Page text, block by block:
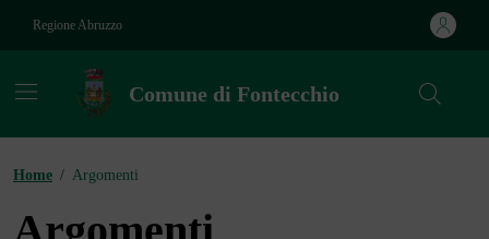
Regione Abruzzo
Comune di Fontecchio
Home / Argomenti